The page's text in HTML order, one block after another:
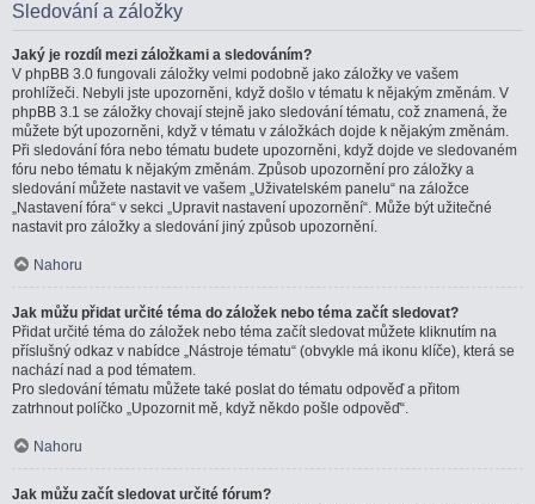
Sledování a záložky
Jaký je rozdíl mezi záložkami a sledováním?
V phpBB 3.0 fungovali záložky velmi podobně jako záložky ve vašem
prohlížeči. Nebyli jste upozorněni, když došlo v tématu k nějakým změnám. V
phpBB 3.1 se záložky chovají stejně jako sledování tématu, což znamená, že
můžete být upozorněni, když v tématu v záložkách dojde k nějakým změnám.
Při sledování fóra nebo tématu budete upozorněni, když dojde ve sledovaném
fóru nebo tématu k nějakým změnám. Způsob upozornění pro záložky a
sledování můžete nastavit ve vašem „Uživatelském panelu“ na záložce
„Nastavení fóra“ v sekci „Upravit nastavení upozornění“. Může být užitečné
nastavit pro záložky a sledování jiný způsob upozornění.
Nahoru
Jak můžu přidat určité téma do záložek nebo téma začít sledovat?
Přidat určité téma do záložek nebo téma začít sledovat můžete kliknutím na
příslušný odkaz v nabídce „Nástroje tématu“ (obvykle má ikonu klíče), která se
nachází nad a pod tématem.
Pro sledování tématu můžete také poslat do tématu odpověď a přitom
zatrhnout políčko „Upozornit mě, když někdo pošle odpověď“.
Nahoru
Jak můžu začít sledovat určité fórum?